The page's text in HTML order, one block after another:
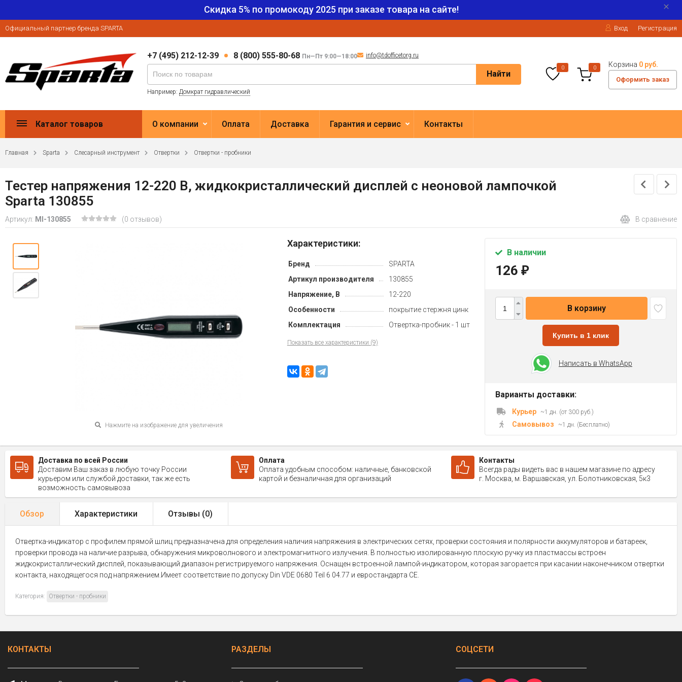
Скидка 5% по промокоду 2025 при заказе товара на сайте!
Официальный партнер бренда SPARTA Вход Регистрация
+7 (495) 212-12-39 8 (800) 555-80-68 Пн—Пт 9:00—18:00 info@tdofficetorg.ru
Найти
Например: Домкрат гидравлический
0 0 Корзина 0 руб.
Оформить заказ
Каталог товаров О компании Оплата Доставка Гарантия и сервис Контакты
Главная Sparta Слесарный инструмент Отвертки Отвертки - пробники
Тестер напряжения 12-220 В, жидкокристаллический дисплей с неоновой лампочкой
Sparta 130855
Артикул: MI-130855 (0 отзывов) В сравнение
Нажмите на изображение для увеличения
Характеристики:
Бренд
SPARTA
Артикул производителя
130855
Напряжение, В
12-220
Особенности
покрытие стержня цинк
Комплектация
Отвертка-пробник - 1 шт
Показать все характеристики (9)
В наличии
126 ₽
В корзину
Купить в 1 клик
Написать в WhatsApp
Варианты доставки:
Курьер ~1 дн. (от 300 руб.)
Самовывоз ~1 дн. (Бесплатно)
Доставка по всей России
Доставим Ваш заказ в любую точку России
курьером или службой доставки, так же есть
возможность самовывоза
Оплата
Оплата удобным способом: наличные, банковской
картой и безналичная для организаций
Контакты
Всегда рады видеть вас в нашем магазине по адресу
г. Москва, м. Варшавская, ул. Болотниковская, 5к3
Обзор Характеристики Отзывы (0)
Отвертка-индикатор с профилем прямой шлиц предназначена для определения наличия напряжения в электрических сетях, проверки состояния и полярности аккумуляторов и батареек,
проверки провода на наличие разрыва, обнаружения микроволнового и электромагнитного излучения. В полностью изолированную плоскую ручку из пластмассы встроен
жидкокристаллический дисплей, показывающий диапазон регистрируемого напряжения. Оснащен встроенной лампой-индикатором, которая загорается при касании наконечником отвертки
контакта, находящегося под напряжением.Имеет соответствие по допуску Din VDE 0680 Teil 6 04.77 и евростандарта CE.
Категория: Отвертки - пробники
КОНТАКТЫ РАЗДЕЛЫ СОЦСЕТИ